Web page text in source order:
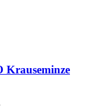
Krauseminze